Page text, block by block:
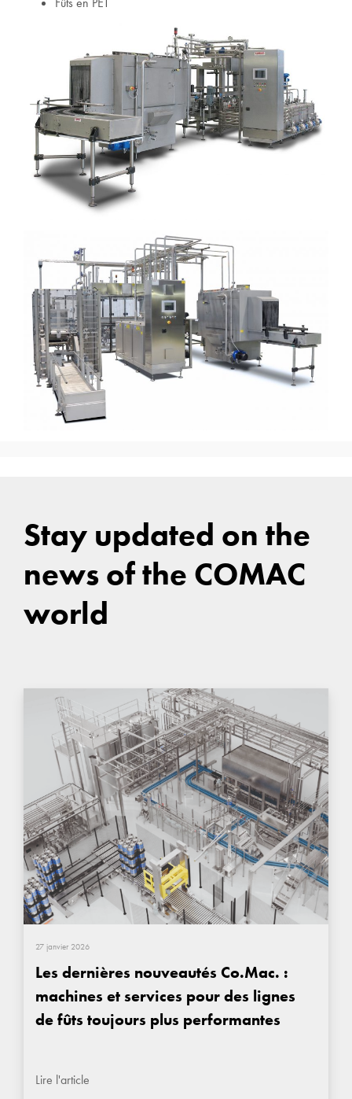
Stay updated on the
news of the COMAC
world
27 janvier 2026
Les dernières nouveautés Co.Mac. :
machines et services pour des lignes
de fûts toujours plus performantes
Lire l'article